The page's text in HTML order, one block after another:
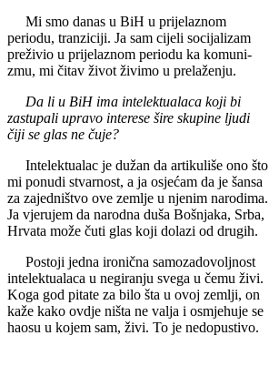
Mi smo danas u BiH u prijelaznom
periodu, tra­nziciji. Ja sam cijeli soci­jalizam
preživio u prijela­znom periodu ka komuni­
zmu, mi čitav život živi­mo u prelaženju.
Da li u BiH ima inte­lektualaca koji bi
zastu­pali upravo interese šire skupine ljudi
čiji se glas ne čuje?
Intelektualac je dužan da artikuliše ono što
mi ponudi stvarnost, a ja osjećam da je šansa
za zajedništvo ove zemlje u njenim narodima.
Ja vjer­ujem da narodna duša Bošnjaka, Srba,
Hrvata može čuti glas koji dolazi od drugih.
Postoji jedna ironična samozadovoljnost
intelektualaca u negiranju svega u čemu živi.
Koga god pi­tate za bilo šta u ovoj ze­mlji, on
kaže kako ovdje ništa ne valja i osmjehuje se
haosu u kojem sam, živi. To je nedopustivo.